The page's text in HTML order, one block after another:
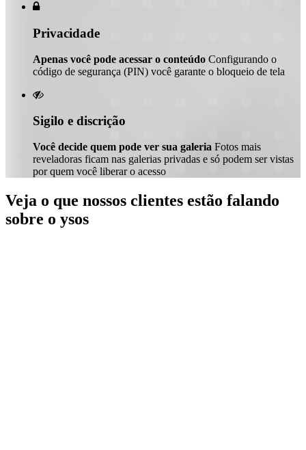

Privacidade
Apenas você pode acessar o conteúdo Configurando o
código de segurança (PIN) você garante o bloqueio de tela

Sigilo e discrição
Você decide quem pode ver sua galeria Fotos mais
reveladoras ficam nas galerias privadas e só podem ser vistas
por quem você liberar o acesso
Veja o que nossos clientes estão falando
sobre o ysos